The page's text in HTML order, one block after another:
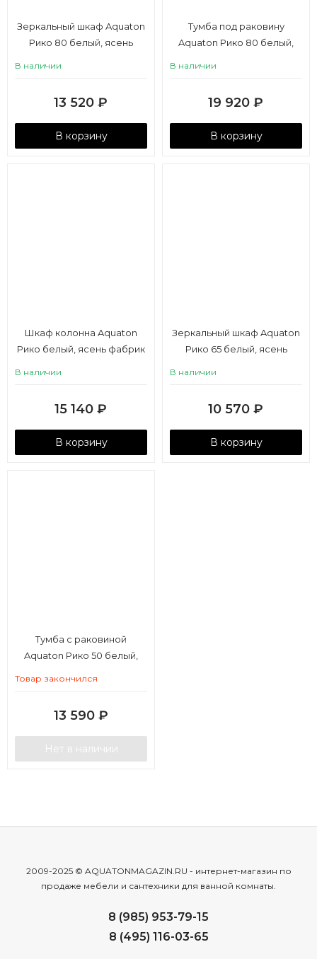
Зеркальный шкаф Aquaton
Рико 80 белый, ясень
В наличии
13 520 ₽
В корзину
Тумба под раковину
Aquaton Рико 80 белый,
В наличии
19 920 ₽
В корзину
Шкаф колонна Aquaton
Рико белый, ясень фабрик
В наличии
15 140 ₽
В корзину
Зеркальный шкаф Aquaton
Рико 65 белый, ясень
В наличии
10 570 ₽
В корзину
Тумба с раковиной
Aquaton Рико 50 белый,
Товар закончился
13 590 ₽
Нет в наличии
2009-2025 © AQUATONMAGAZIN.RU - интернет-магазин по
продаже мебели и сантехники для ванной комнаты.
8 (985) 953-79-15
8 (495) 116-03-65